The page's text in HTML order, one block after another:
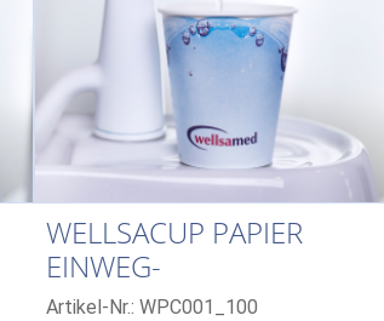
WELLSACUP PAPIER
EINWEG-
MUNDSPÜLBECHER, 100
Artikel-Nr.: WPC001_100